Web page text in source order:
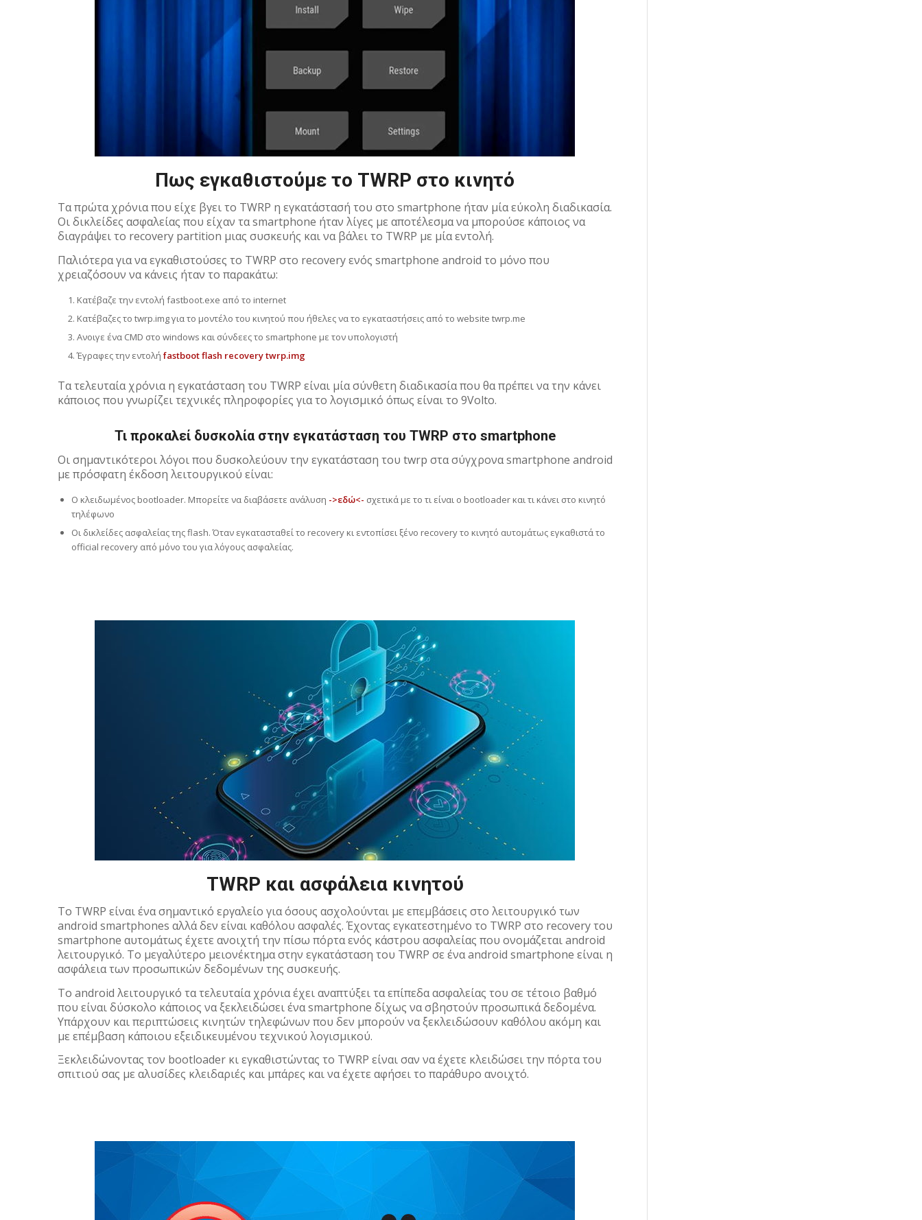
Πως εγκαθιστούμε το TWRP στο κινητό
Τα πρώτα χρόνια που είχε βγει το TWRP η εγκατάστασή του στο smartphone ήταν μία εύκολη διαδικασία.
Οι δικλείδες ασφαλείας που είχαν τα smartphone ήταν λίγες με αποτέλεσμα να μπορούσε κάποιος να
διαγράψει το recovery partition μιας συσκευής και να βάλει το TWRP με μία εντολή.
Παλιότερα για να εγκαθιστούσες το TWRP στο recovery ενός smartphone android το μόνο που
χρειαζόσουν να κάνεις ήταν το παρακάτω:
Κατέβαζε την εντολή fastboot.exe από το internet
Kατέβαζες το twrp.img για το μοντέλο του κινητού που ήθελες να το εγκαταστήσεις από το website twrp.me
Ανοιγε ένα CMD στο windows και σύνδεες το smartphone με τον υπολογιστή
Έγραφες την εντολή fastboot flash recovery twrp.img
Τα τελευταία χρόνια η εγκατάσταση του TWRP είναι μία σύνθετη διαδικασία που θα πρέπει να την κάνει
κάποιος που γνωρίζει τεχνικές πληροφορίες για το λογισμικό όπως είναι το 9Volto.
Τι προκαλεί δυσκολία στην εγκατάσταση του TWRP στο smartphone
Oι σημαντικότεροι λόγοι που δυσκολεύουν την εγκατάσταση του twrp στα σύγχρονα smartphone android
με πρόσφατη έκδοση λειτουργικού είναι:
Ο κλειδωμένος bootloader. Μπορείτε να διαβάσετε ανάλυση ->εδώ<- σχετικά με το τι είναι ο bootloader και τι κάνει στο κινητό
τηλέφωνο
Οι δικλείδες ασφαλείας της flash. Όταν εγκατασταθεί το recovery κι εντοπίσει ξένο recovery το κινητό αυτομάτως εγκαθιστά το
official recovery από μόνο του για λόγους ασφαλείας.
TWRP και ασφάλεια κινητού
To TWRP είναι ένα σημαντικό εργαλείο για όσους ασχολούνται με επεμβάσεις στο λειτουργικό των
android smartphones αλλά δεν είναι καθόλου ασφαλές. Έχοντας εγκατεστημένο το TWRP στο recovery του
smartphone αυτομάτως έχετε ανοιχτή την πίσω πόρτα ενός κάστρου ασφαλείας που ονομάζεται android
λειτουργικό. Το μεγαλύτερο μειονέκτημα στην εγκατάσταση του TWRP σε ένα android smartphone είναι η
ασφάλεια των προσωπικών δεδομένων της συσκευής.
Το android λειτουργικό τα τελευταία χρόνια έχει αναπτύξει τα επίπεδα ασφαλείας του σε τέτοιο βαθμό
που είναι δύσκολο κάποιος να ξεκλειδώσει ένα smartphone δίχως να σβηστούν προσωπικά δεδομένα.
Υπάρχουν και περιπτώσεις κινητών τηλεφώνων που δεν μπορούν να ξεκλειδώσουν καθόλου ακόμη και
με επέμβαση κάποιου εξειδικευμένου τεχνικού λογισμικού.
Ξεκλειδώνοντας τον bootloader κι εγκαθιστώντας το TWRP είναι σαν να έχετε κλειδώσει την πόρτα του
σπιτιού σας με αλυσίδες κλειδαριές και μπάρες και να έχετε αφήσει το παράθυρο ανοιχτό.